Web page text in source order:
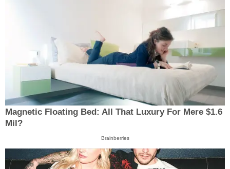
Magnetic Floating Bed: All That Luxury For Mere $1.6
Mil?
Brainberries